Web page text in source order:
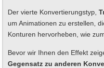
Der vierte Konvertierungstyp,
um Animationen zu erstellen,
Konturen hervorheben, wie
Bevor wir Ihnen den Effekt
Gegensatz zu anderen